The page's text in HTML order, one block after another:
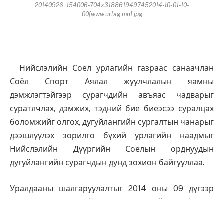
20140926_154006-704x3188619497452014-10-01-10-
00[www.urlag.mn].jpg
Нийслэлийн Соёл урлагийн газраас санаачлан
Соёл Спорт Аялал жуулчлалын яамны
дэмжлэгтэйгээр сурагчдийн авъяас чадварыг
суратлчлах, дэмжих, тэдний бие биеэсээ суралцах
боломжийг олгох, дугуйлангийн сургалтын чанарыг
дээшлүүлэх зорилго бүхий урлагийн наадмыг
Нийслэлийн Дүүргийн Соёлын орднуудын
дугуйлангийн сурагчдын дунд зохион байгууллаа.
Уралдааны шалгаруулалтыг 2014 оны 09 дүгээр